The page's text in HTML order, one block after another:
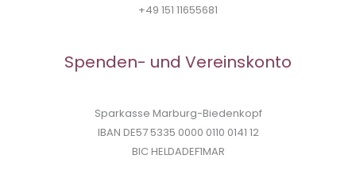
+49 151 11655681
Spenden- und Vereinskonto
Sparkasse Marburg-Biedenkopf
IBAN DE57 5335 0000 0110 0141 12
BIC HELDADEF1MAR